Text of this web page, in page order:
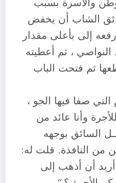
الشاب أن يخفض
إلى بأعلى مقدار
، ثم أعطيته
ثم فتحت الباب
صفا فيها الجو ،
وأنا عائد من
السائق بوجهه
من النافذة. قلت له:
أن أذهب إلى